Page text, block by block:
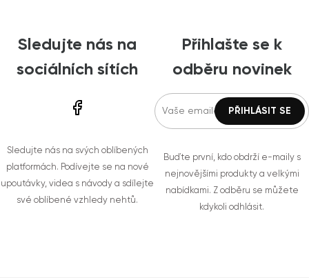
Sledujte nás na
sociálních sítích
Sledujte nás na svých oblíbených
platformách. Podívejte se na nové
upoutávky, videa s návody a sdílejte
své oblíbené vzhledy nehtů.
Přihlašte se k
odběru novinek
Buďte první, kdo obdrží e-maily s
nejnovějšími produkty a velkými
nabídkami. Z odběru se můžete
kdykoli odhlásit.